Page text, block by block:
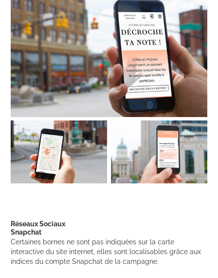
Réseaux Sociaux
Snapchat
Certaines bornes ne sont pas indiquées sur la carte
interactive du site internet, elles sont localisables grâce aux
indices du compte Snapchat de la campagne.